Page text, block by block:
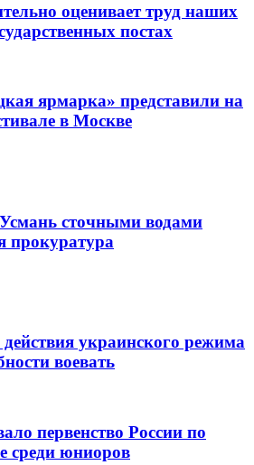
оценивает труд наших
постах
ярмарка» представили на
в Москве
сточными водами
прокуратура
действия украинского режима
воевать
первенство России по
среди юниоров